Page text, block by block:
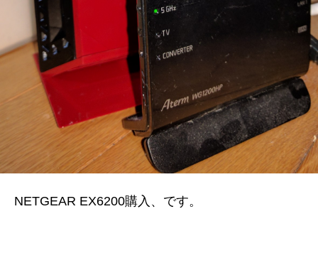
NETGEAR EX6200購入、です。